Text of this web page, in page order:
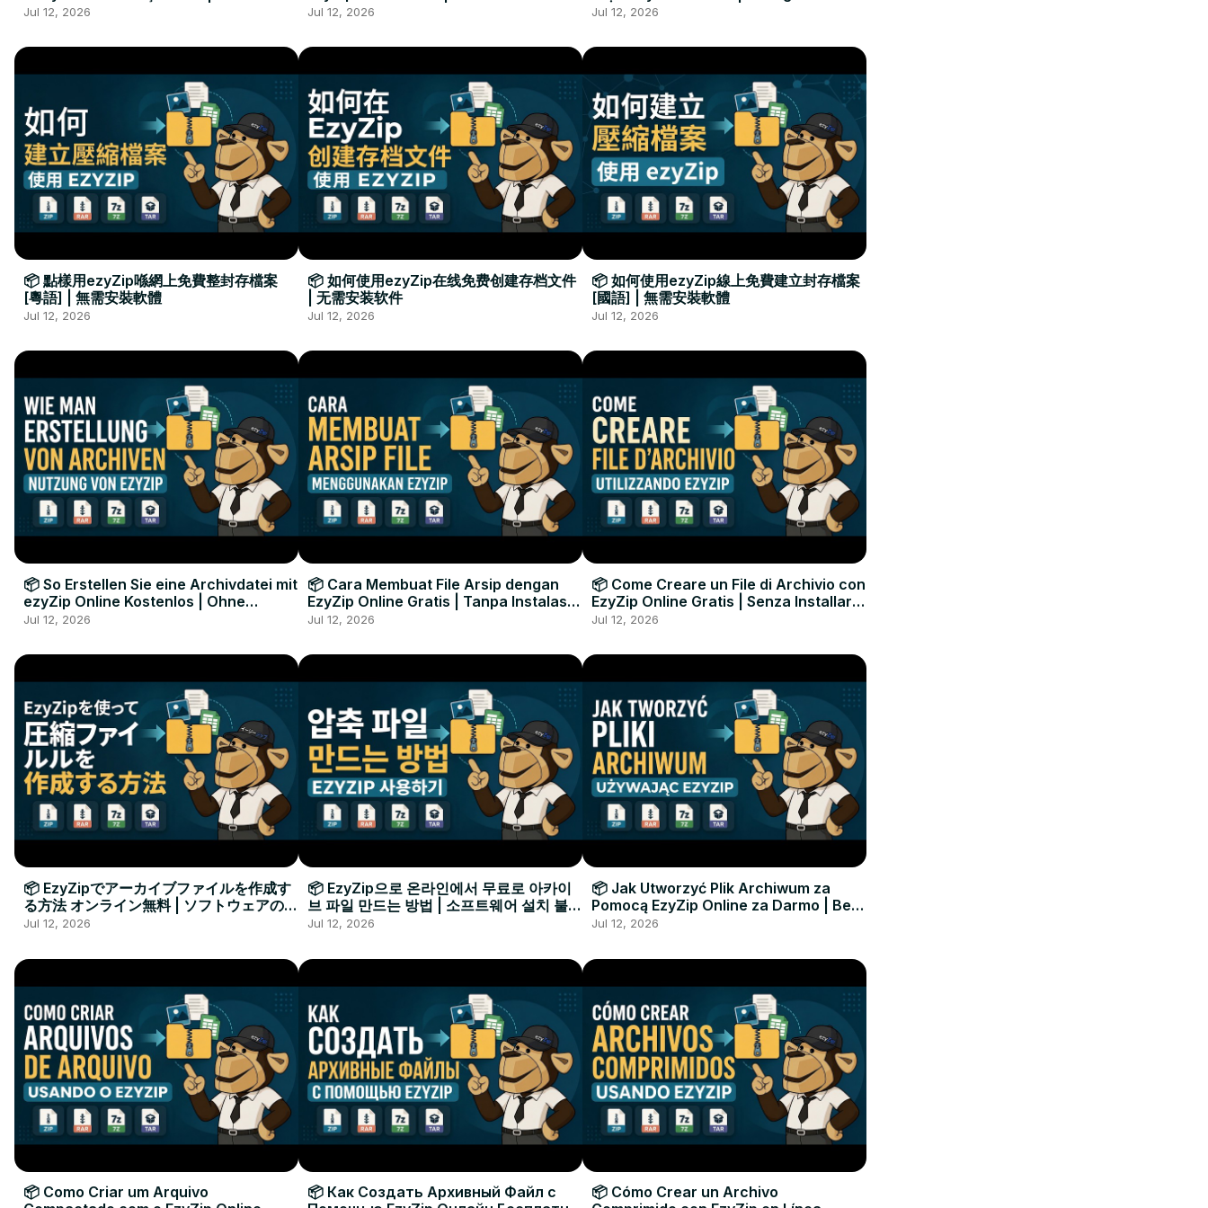
Kurulumu Gerekmez
Jul 12, 2026
Installation Required
Jul 12, 2026
Đặt Phần Mềm
Jul 12, 2026
📦 點樣用ezyZip喺網上免費整封存檔案
[粵語] | 無需安裝軟體
Jul 12, 2026
📦 如何使用ezyZip在线免费创建存档文件
| 无需安装软件
Jul 12, 2026
📦 如何使用ezyZip線上免費建立封存檔案
[國語] | 無需安裝軟體
Jul 12, 2026
📦 So Erstellen Sie eine Archivdatei mit
ezyZip Online Kostenlos | Ohne
Softwareinstallation
Jul 12, 2026
📦 Cara Membuat File Arsip dengan
EzyZip Online Gratis | Tanpa Instalasi
Perangkat Lunak
Jul 12, 2026
📦 Come Creare un File di Archivio con
EzyZip Online Gratis | Senza Installare
Software
Jul 12, 2026
📦 EzyZipでアーカイブファイルを作成す
る方法 オンライン無料 | ソフトウェアのイ
ンストール不要
Jul 12, 2026
📦 EzyZip으로 온라인에서 무료로 아카이
브 파일 만드는 방법 | 소프트웨어 설치 불필
요
Jul 12, 2026
📦 Jak Utworzyć Plik Archiwum za
Pomocą EzyZip Online za Darmo | Bez
Instalacji Oprogramowania
Jul 12, 2026
📦 Como Criar um Arquivo
📦 Как Создать Архивный Файл с
📦 Cómo Crear un Archivo